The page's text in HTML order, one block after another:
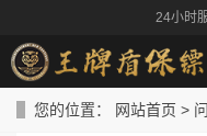
24小时
您的位置： 网站首页 >